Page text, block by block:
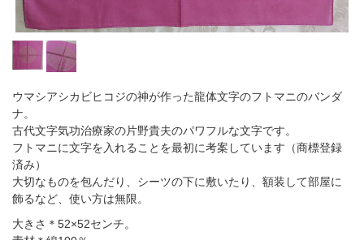
ウマシアシカビヒコジの神が作った龍体文字のフトマニのバンダ
ナ。
古代文字気功治療家の片野貴夫のパワフルな文字です。
フトマニに文字を入れることを最初に考案しています（商標登録
済み）
大切なものを包んだり、シーツの下に敷いたり、額装して部屋に
飾るなど、使い方は無限。
大きさ＊52×52センチ。